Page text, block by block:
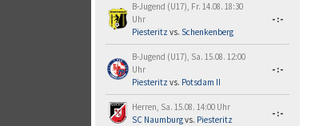
B-Jugend (U17), Fr. 14.08. 18:30
Uhr
Piesteritz vs. Schenkenberg
-:-
B-Jugend (U17), Sa. 15.08. 12:00
Uhr
Piesteritz vs. Potsdam II
-:-
Herren, Sa. 15.08. 14:00 Uhr
SC Naumburgvs. Piesteritz
-:-